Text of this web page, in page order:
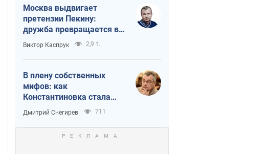
Москва выдвигает
претензии Пекину:
дружба превращается в
зависимость России от
Китая
Виктор Каспрук 2,9 т.
В плену собственных
мифов: как
Константиновка стала
главной идеологической
ловушкой для российских
оккупантов
Дмитрий Снегирев 711